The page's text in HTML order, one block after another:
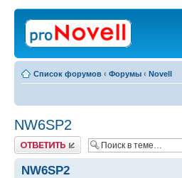
Список форумов ‹ Форумы ‹ Novell
NW6SP2
Ответить
NW6SP2